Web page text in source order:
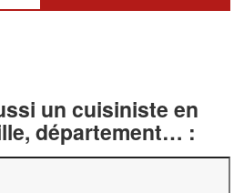
un cuisiniste en
département… :